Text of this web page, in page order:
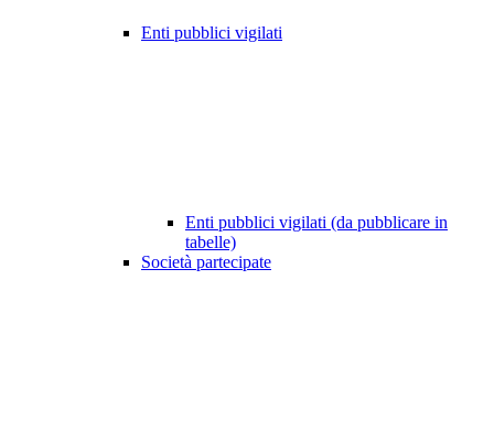
Enti pubblici vigilati
Enti pubblici vigilati (da pubblicare in
tabelle)
Società partecipate